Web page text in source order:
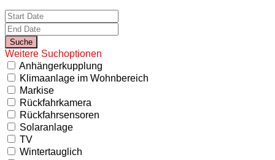
Weitere Suchoptionen
Anhängerkupplung
Klimaanlage im Wohnbereich
Markise
Rückfahrkamera
Rückfahrsensoren
Solaranlage
TV
Wintertauglich